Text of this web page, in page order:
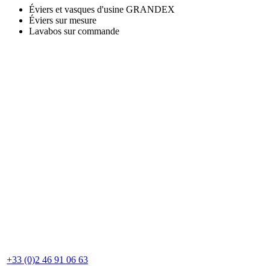
Éviers et vasques d'usine GRANDEX
Éviers sur mesure
Lavabos sur commande
+33 (0)2 46 91 06 63